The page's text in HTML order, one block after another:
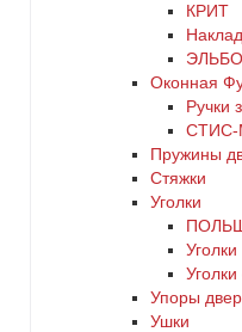
КРИТ
Оконная
Ручки
Пружины
Стяжки
Уголки
Упоры
Ушки